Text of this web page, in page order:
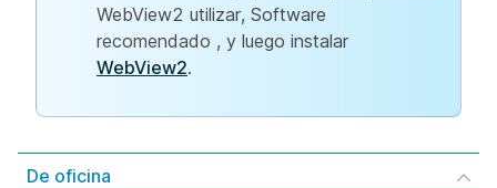
WebView2 utilizar, Software
recomendado , y luego instalar
WebView2.
De oficina